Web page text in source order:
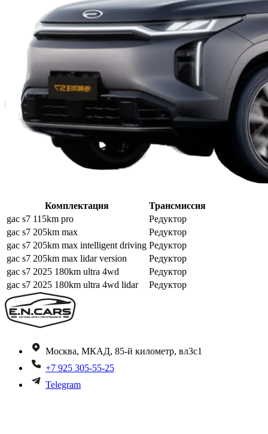
Комплектация
Трансмиссия
gac s7 115km pro
Редуктор
gac s7 205km max
Редуктор
gac s7 205km max intelligent driving Редуктор
gac s7 205km max lidar version
Редуктор
gac s7 2025 180km ultra 4wd
Редуктор
gac s7 2025 180km ultra 4wd lidar
Редуктор
Москва, МКАД, 85-й километр, вл3с1
+7 925 305-55-25
Telegram